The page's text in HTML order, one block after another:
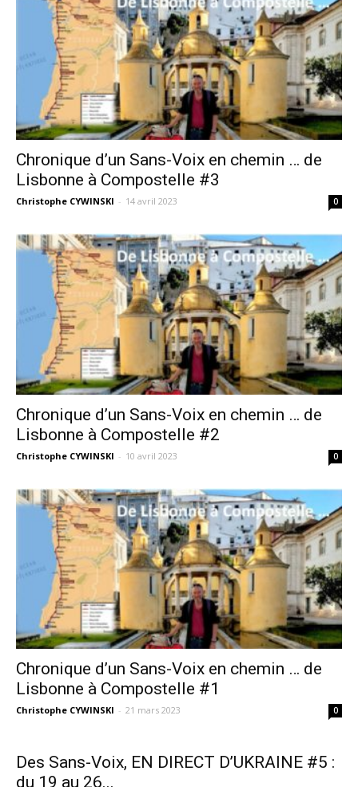
Chronique d’un Sans-Voix en chemin … de
Lisbonne à Compostelle #3
Christophe CYWINSKI - 14 avril 2023 0
Chronique d’un Sans-Voix en chemin … de
Lisbonne à Compostelle #2
Christophe CYWINSKI - 10 avril 2023 0
Chronique d’un Sans-Voix en chemin … de
Lisbonne à Compostelle #1
Christophe CYWINSKI - 21 mars 2023 0
Des Sans-Voix, EN DIRECT D’UKRAINE #5 :
du 19 au 26...